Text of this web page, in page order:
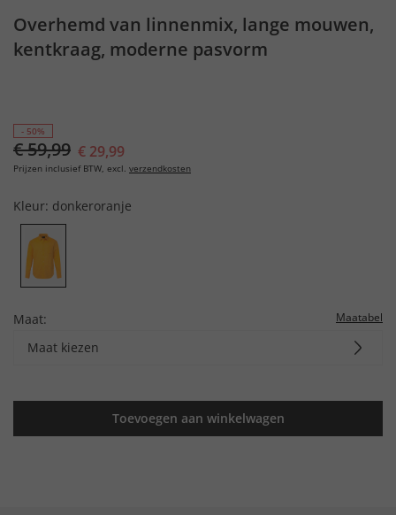
Overhemd van linnenmix, lange mouwen,
kentkraag, moderne pasvorm
- 50%
€ 59,99 € 29,99
Prijzen inclusief BTW, excl. verzendkosten
Kleur: donkeroranje
Maat: Maatabel
Maat kiezen
Toevoegen aan winkelwagen